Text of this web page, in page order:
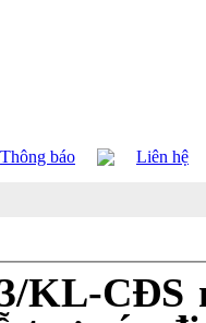
Thông báo Liên hệ
KL-CĐS